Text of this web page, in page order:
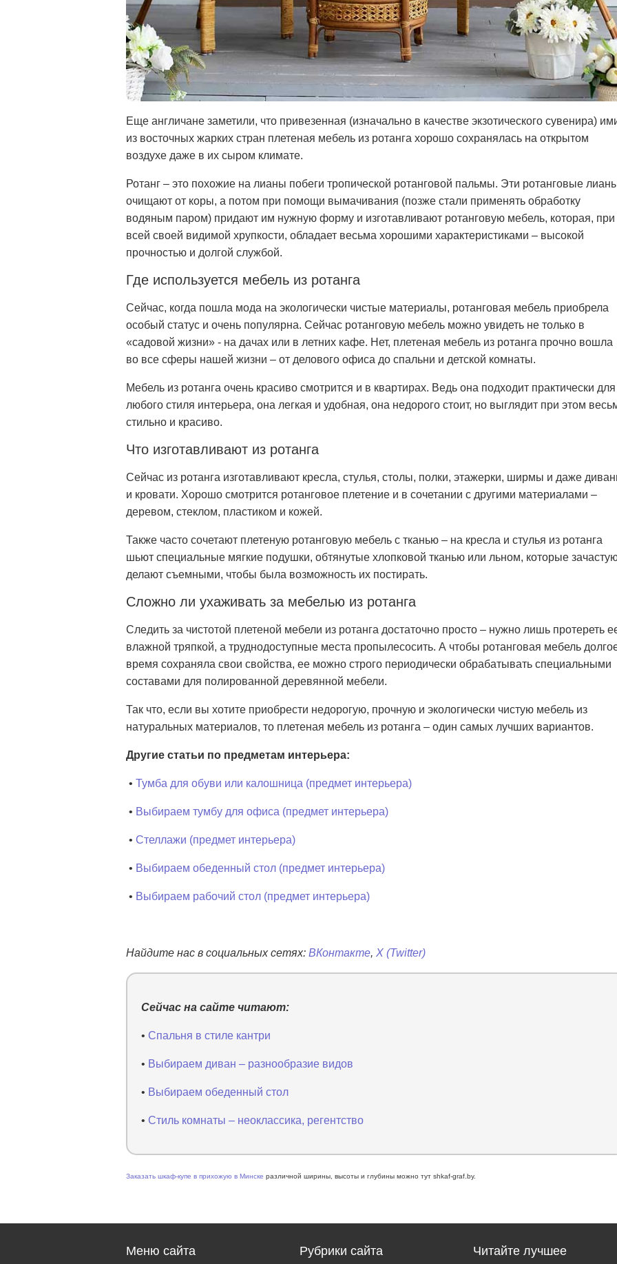
Еще англичане заметили, что привезенная (изначально в качестве экзотического сувенира)
из восточных жарких стран плетеная мебель из ротанга хорошо сохранялась на открытом
воздухе даже в их сыром климате.
Ротанг – это похожие на лианы побеги тропической ротанговой пальмы. Эти ротанговые
очищают от коры, а потом при помощи вымачивания (позже стали применять обработку
водяным паром) придают им нужную форму и изготавливают ротанговую мебель, которая, при
всей своей видимой хрупкости, обладает весьма хорошими характеристиками – высокой
прочностью и долгой службой.
Где используется мебель из ротанга
Сейчас, когда пошла мода на экологически чистые материалы, ротанговая мебель приобрела
особый статус и очень популярна. Сейчас ротанговую мебель можно увидеть не только в
«садовой жизни» - на дачах или в летних кафе. Нет, плетеная мебель из ротанга прочно вошла
во все сферы нашей жизни – от делового офиса до спальни и детской комнаты.
Мебель из ротанга очень красиво смотрится и в квартирах. Ведь она подходит практически для
любого стиля интерьера, она легкая и удобная, она недорого стоит, но выглядит при этом
стильно и красиво.
Что изготавливают из ротанга
Сейчас из ротанга изготавливают кресла, стулья, столы, полки, этажерки, ширмы и даже
и кровати. Хорошо смотрится ротанговое плетение и в сочетании с другими материалами –
деревом, стеклом, пластиком и кожей.
Также часто сочетают плетеную ротанговую мебель с тканью – на кресла и стулья из ротанга
шьют специальные мягкие подушки, обтянутые хлопковой тканью или льном, которые
делают съемными, чтобы была возможность их постирать.
Сложно ли ухаживать за мебелью из ротанга
Следить за чистотой плетеной мебели из ротанга достаточно просто – нужно лишь протереть
влажной тряпкой, а труднодоступные места пропылесосить. А чтобы ротанговая мебель
время сохраняла свои свойства, ее можно строго периодически обрабатывать специальными
составами для полированной деревянной мебели.
Так что, если вы хотите приобрести недорогую, прочную и экологически чистую мебель из
натуральных материалов, то плетеная мебель из ротанга – один самых лучших вариантов.
Другие статьи по предметам интерьера:
• Тумба для обуви или калошница (предмет интерьера)
• Выбираем тумбу для офиса (предмет интерьера)
• Стеллажи (предмет интерьера)
• Выбираем обеденный стол (предмет интерьера)
• Выбираем рабочий стол (предмет интерьера)
Найдите нас в социальных сетях: ВКонтакте, X (Twitter)
Сейчас на сайте читают:
• Спальня в стиле кантри
• Выбираем диван – разнообразие видов
• Выбираем обеденный стол
• Стиль комнаты – неоклассика, регентство
Заказать шкаф-купе в прихожую в Минске различной ширины, высоты и глубины можно тут shkaf-graf.by.
Меню сайта Рубрики сайта Читайте лучшее